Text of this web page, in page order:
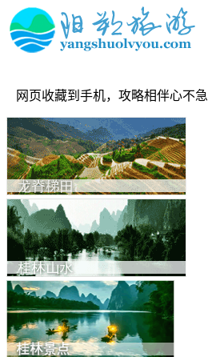
网页收藏到手机，攻略相伴心不急